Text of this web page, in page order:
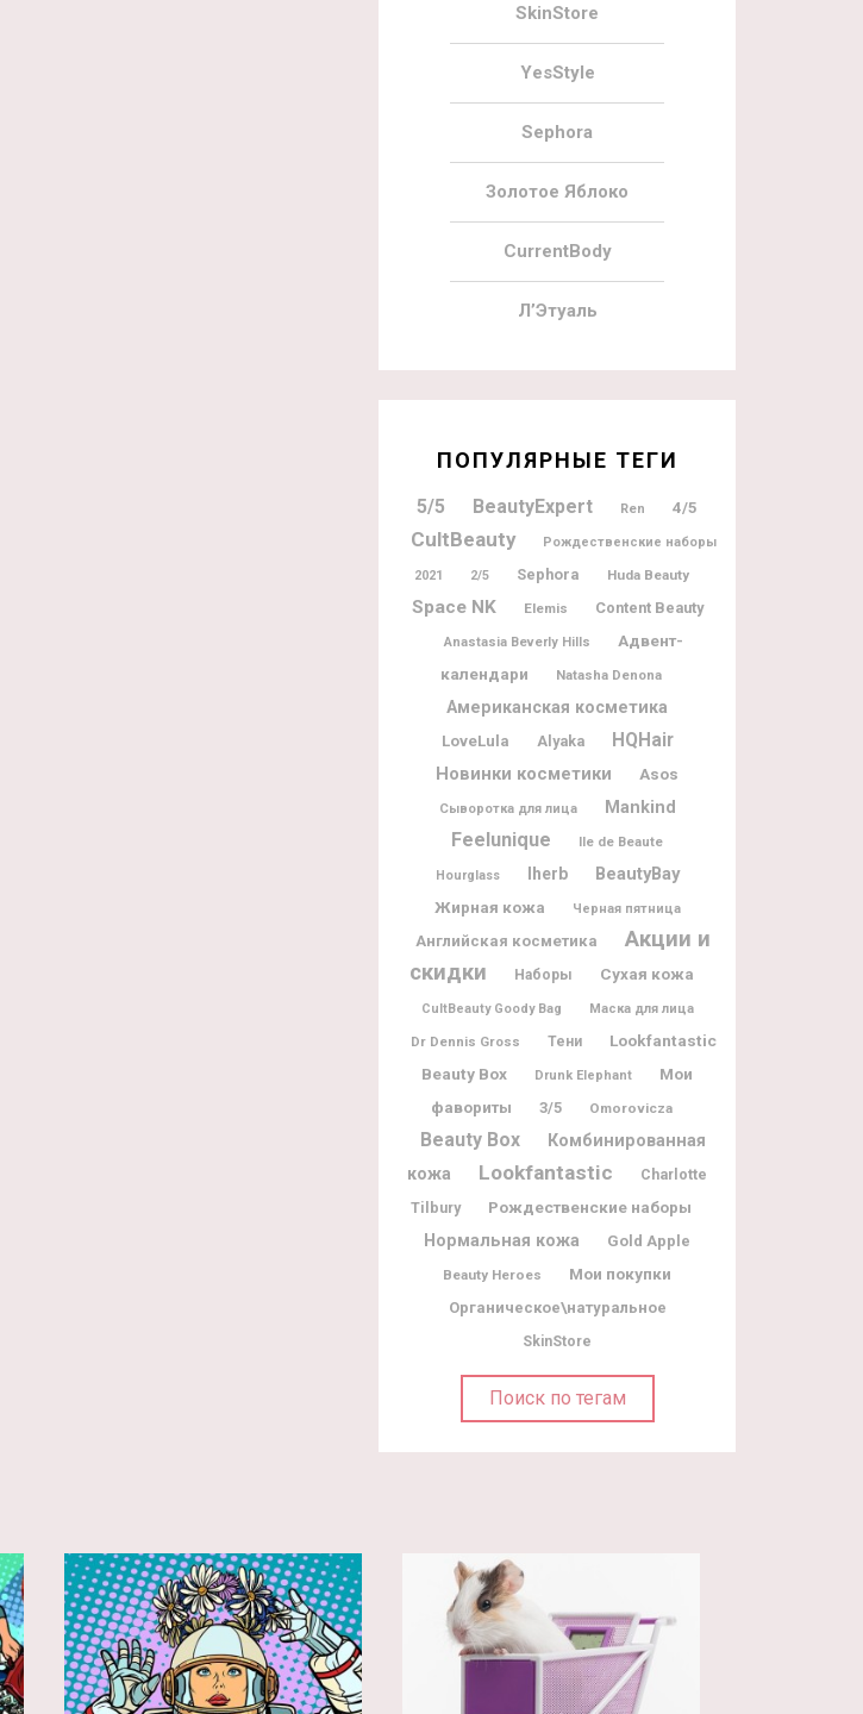
SkinStore
YesStyle
Sephora
Золотое Яблоко
CurrentBody
Л’Этуаль
ПОПУЛЯРНЫЕ ТЕГИ
5/5 BeautyExpert Ren 4/5
CultBeauty Рождественские наборы
2021 2/5 Sephora Huda Beauty
Space NK Elemis Content Beauty
Anastasia Beverly Hills
Адвент-
календари
Natasha Denona
Американская косметика
LoveLula Alyaka
HQHair
Новинки косметики
Asos
Сыворотка для лица Mankind
Feelunique Ile de Beaute
Hourglass Iherb BeautyBay
Жирная кожа Черная пятница
Английская косметика
Акции и
скидки
Наборы Сухая кожа
CultBeauty Goody Bag Маска для лица
Dr Dennis Gross Тени
Lookfantastic
Beauty Box
Drunk Elephant
Мои
фавориты
3/5 Omorovicza
Beauty Box
Комбинированная
кожа
Lookfantastic
Charlotte
Tilbury
Рождественские наборы
Нормальная кожа
Gold Apple
Beauty Heroes Мои покупки
Органическое\натуральное
SkinStore
Поиск по тегам